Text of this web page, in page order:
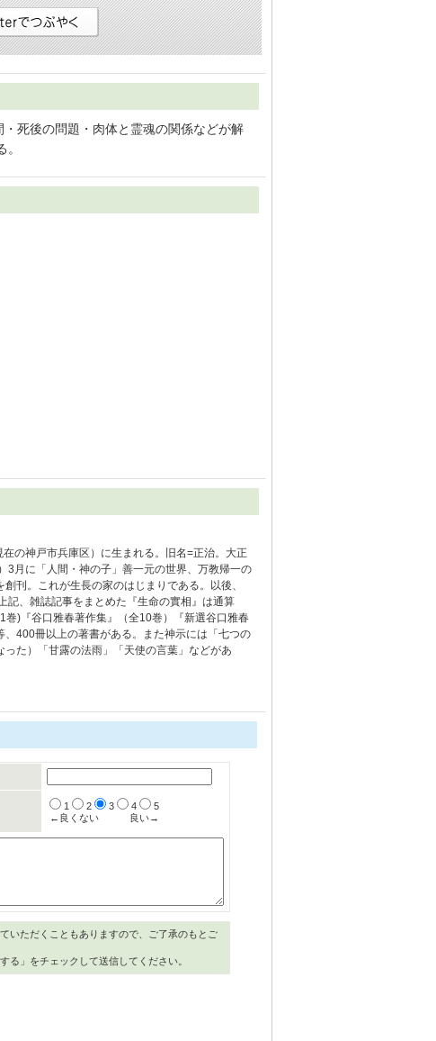
死後の問題・肉体と霊魂の関係などが解
の神戸市兵庫区）に生まれる。旧名=正治。大正
3月に「人間・神の子」善一元の世界、万教帰一の
刊。これが生長の家のはじまりである。以後、
記、雑誌記事をまとめた『生命の實相』は通算
)『谷口雅春著作集』（全10巻）『新選谷口雅春
400冊以上の著書がある。また神示には「七つの
た）「甘露の法雨」「天使の言葉」などがあ
1 2 3 4
5
←良くない
良い→
いただくこともありますので、ご了承のもとご
る」をチェックして送信してください。